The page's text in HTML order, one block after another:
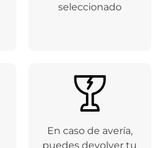
seleccionado
En caso de avería,
puedes devolver tu